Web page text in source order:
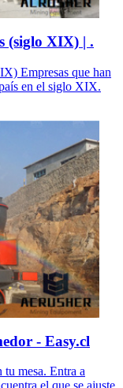
(siglo XIX) | .
Empresas que han
en el siglo XIX.
- Easy.cl
mesa. Entra a